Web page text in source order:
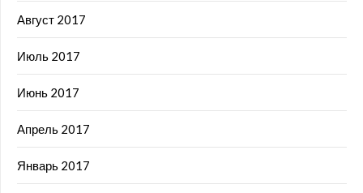
Август 2017
Июль 2017
Июнь 2017
Апрель 2017
Январь 2017